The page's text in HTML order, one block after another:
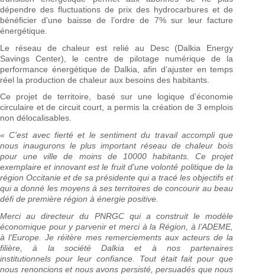
dépendre des fluctuations de prix des hydrocarbures et de
bénéficier d’une baisse de l’ordre de 7% sur leur facture
énergétique.
Le réseau de chaleur est relié au Desc (Dalkia Energy
Savings Center), le centre de pilotage numérique de la
performance énergétique de Dalkia, afin d’ajuster en temps
réel la production de chaleur aux besoins des habitants.
Ce projet de territoire, basé sur une logique d’économie
circulaire et de circuit court, a permis la création de 3 emplois
non délocalisables.
« C'est avec fierté et le sentiment du travail accompli que
nous inaugurons le plus important réseau de chaleur bois
pour une ville de moins de 10000 habitants. Ce projet
exemplaire et innovant est le fruit d'une volonté politique de la
région Occitanie et de sa présidente qui a tracé les objectifs et
qui a donné les moyens à ses territoires de concourir au beau
défi de première région à énergie positive.
Merci au directeur du PNRGC qui a construit le modèle
économique pour y parvenir et merci à la Région, à l’ADEME,
à l’Europe. Je réitère mes remerciements aux acteurs de la
filière, à la société Dalkia et à nos partenaires
institutionnels pour leur confiance. Tout était fait pour que
nous renoncions et nous avons persisté, persuadés que nous